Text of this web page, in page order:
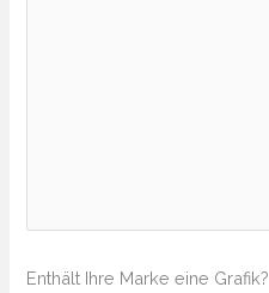
Enthält Ihre Marke eine Grafik?